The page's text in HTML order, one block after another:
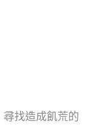
找造成飢荒的